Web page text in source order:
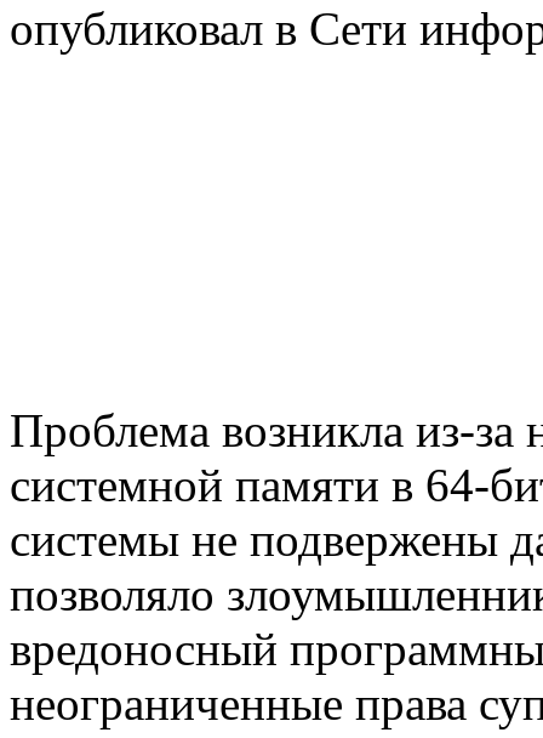
опубликовал в Сети
Проблема возникла из-за
системной памяти в 64-
системы не подвержены
позволяло
вредоносный
неограниченные права